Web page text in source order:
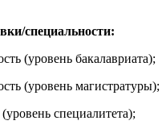
специальности:
(уровень бакалавриата);
(уровень магистратуры);
специалитета);